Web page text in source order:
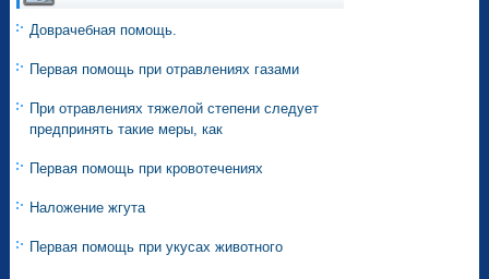
Доврачебная помощь.
Первая помощь при отравлениях газами
При отравлениях тяжелой степени следует
предпринять такие меры, как
Первая помощь при кровотечениях
Наложение жгута
Первая помощь при укусах животного